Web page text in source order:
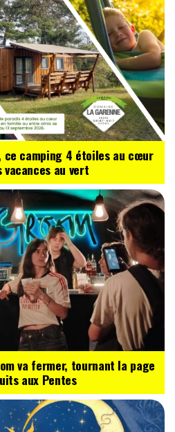
ce camping 4 étoiles au cœur
au vert
va fermer, tournant la page
aux Pentes